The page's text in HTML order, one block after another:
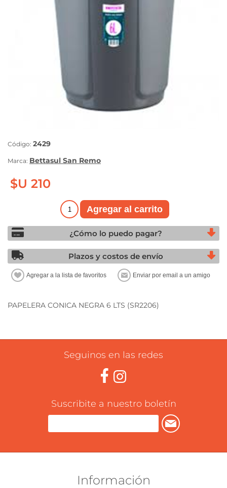
Código: 2429
Marca: Bettasul San Remo
$U 210
¿Cómo lo puedo pagar?
Plazos y costos de envío
PAPELERA CONICA NEGRA 6 LTS (SR2206)
Seguinos en las redes
Suscribite a nuestro boletín
Información